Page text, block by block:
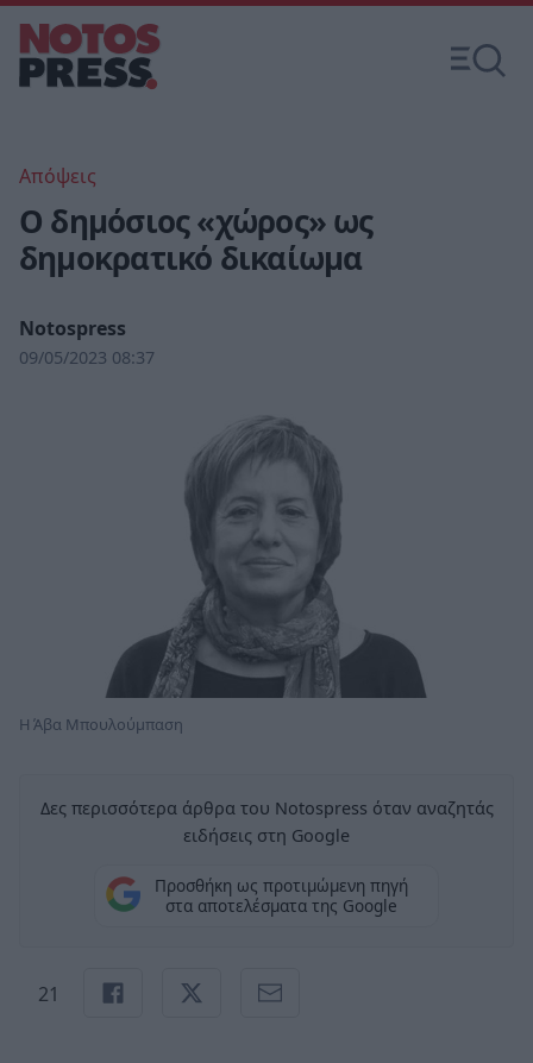
Απόψεις
Ο δημόσιος «χώρος» ως
δημοκρατικό δικαίωμα
Notospress
09/05/2023 08:37
Η Άβα Μπουλούμπαση
Δες περισσότερα άρθρα του Notospress όταν αναζητάς
ειδήσεις στη Google
Προσθήκη ως προτιμώμενη πηγή
στα αποτελέσματα της Google
21